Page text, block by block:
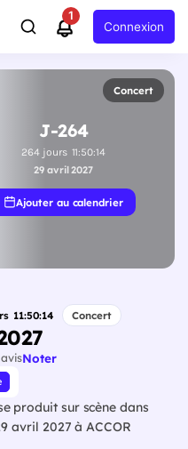
1
Connexion
Concert
J-264
264jours 11:50:13
29 avril 2027
Ajouter au calendrier
11:50:13 Concert
Noter
produit sur scène dans
avril 2027 à ACCOR